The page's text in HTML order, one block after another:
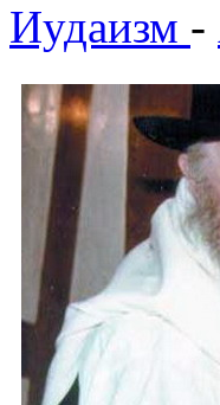
Иудаизм -